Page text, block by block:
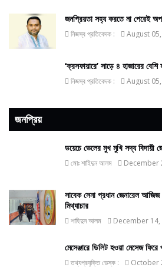
জনপ্রিয়তা সহ্য করতে না পেরেই
নিজস্ব প্রতিবেদক : August
‘ক্রসফায়ারে’ সাড়ে ৪ হাজারের
নিজস্ব প্রতিবেদক : August
জনপ্রিয়
ডয়েচে ভেলের মুখ মুখি সদ্য বিদায়ী
মোঃ শাহিদুন আলম December
সাবেক সেনা প্রধান জেনারেল
মিথ্যাচার
শাহিদুন আলম December 14,
মেসেঞ্জারে ডিলিট হওয়া মেসেজ
তথ্যপ্রযুক্তি ডেস্ক : October